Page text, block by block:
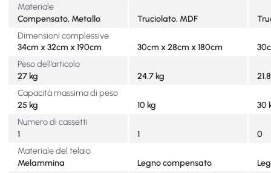
Materiale
Compensato, Metallo
Truciolato, MDF
Dimensioni complessive
34cm x 32cm x 190cm
30cm x 28cm x 180cm
Peso dell’articolo
27 kg
24.7 kg
Capacità massima di peso
25 kg
10 kg
30
Numero di cassetti
1
1
0
Materiale del telaio
Melammina
Legno compensato